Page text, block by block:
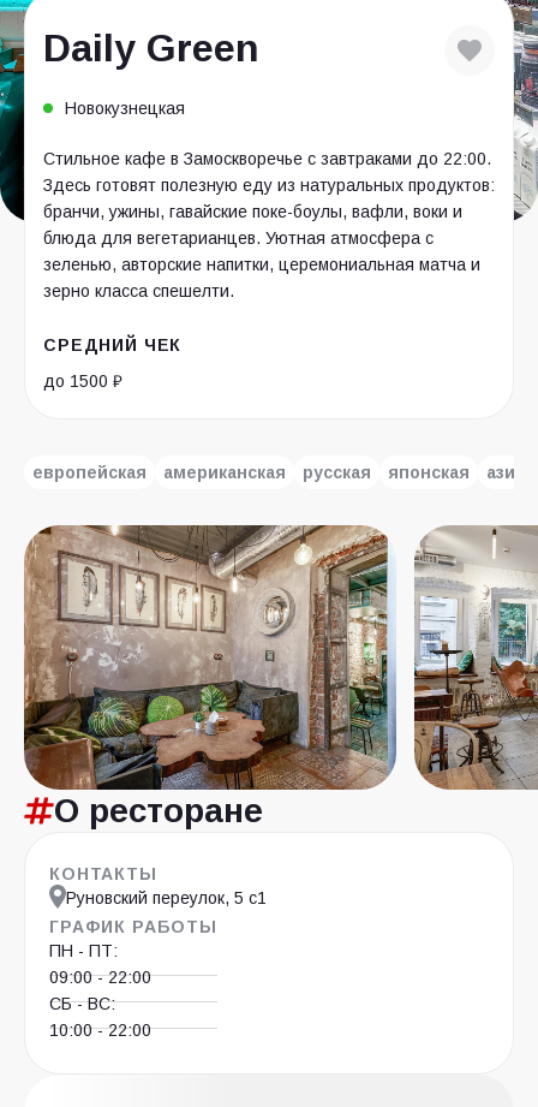
Daily Green
Новокузнецкая
Стильное кафе в Замоскворечье с завтраками до 22:00.
Здесь готовят полезную еду из натуральных продуктов:
бранчи, ужины, гавайские поке-боулы, вафли, воки и
блюда для вегетарианцев. Уютная атмосфера с
зеленью, авторские напитки, церемониальная матча и
зерно класса спешелти.
СРЕДНИЙ ЧЕК
до 1500 ₽
европейская американская русская японская
О ресторане
КОНТАКТЫ
Руновский переулок, 5 с1
ГРАФИК РАБОТЫ
ПН - ПТ:
09:00 - 22:00
СБ - ВС:
10:00 - 22:00